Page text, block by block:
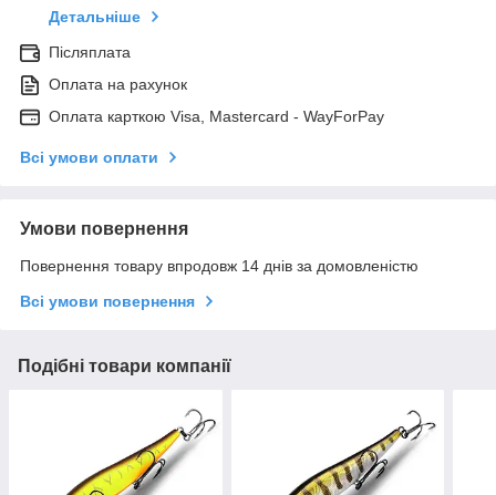
Детальніше
Післяплата
Оплата на рахунок
Оплата карткою Visa, Mastercard - WayForPay
Всі умови оплати
Умови повернення
Повернення товару впродовж 14 днів за домовленістю
Всі умови повернення
Подібні товари компанії